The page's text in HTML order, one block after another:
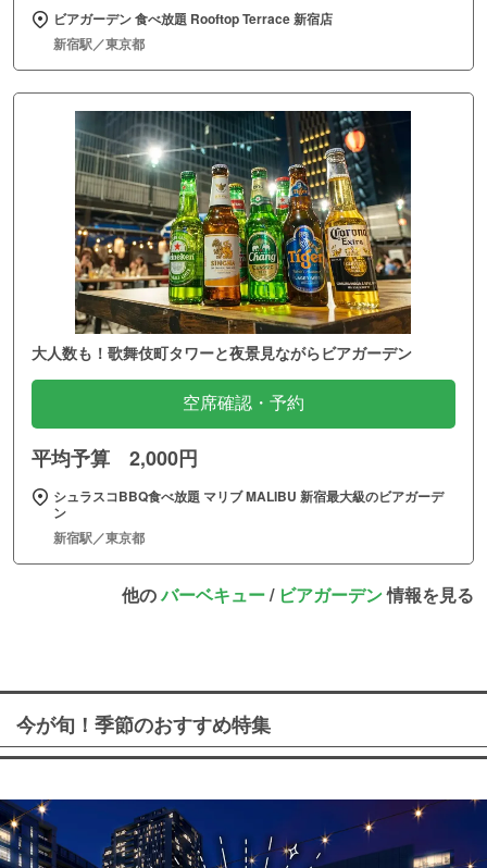
ビアガーデン 食べ放題 Rooftop Terrace 新宿店
新宿駅／東京都
大人数も！歌舞伎町タワーと夜景見ながらビアガーデン
空席確認・予約
平均予算 2,000円
シュラスコBBQ食べ放題 マリブ MALIBU 新宿最大級のビアガーデ
ン
新宿駅／東京都
他のバーベキュー/ ビアガーデン情報を見る
今が旬！季節のおすすめ特集